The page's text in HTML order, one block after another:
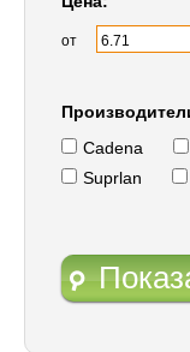
от
Cadena
Suprlan